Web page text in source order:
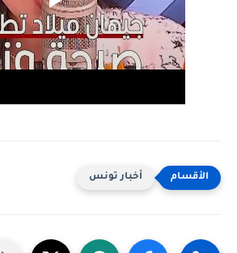
أخبار تونس